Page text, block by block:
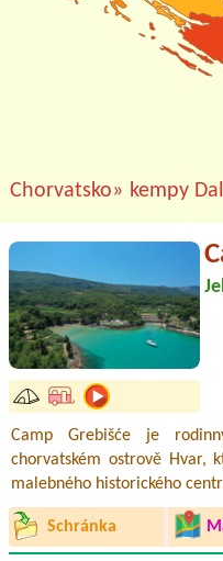
Chorvatsko» kempy
Camp Grebišće je
chorvatském ostrově Hvar,
malebného historického
Schránka